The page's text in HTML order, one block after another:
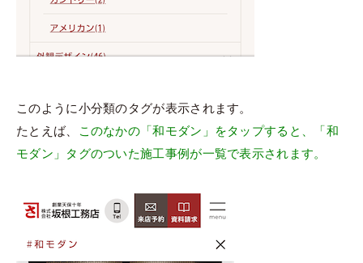
このように小分類のタグが表示されます。
たとえば、
このなかの「和モダン」をタップすると、「和
モダン」タグのついた施工事例が一覧で表示されます。